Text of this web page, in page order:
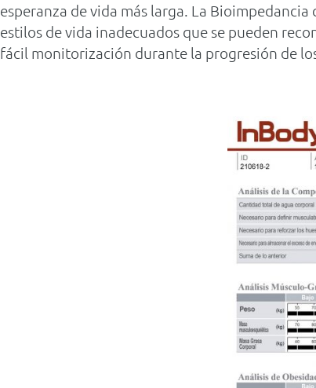
esperanza de vida más larga. La
estilos de vida inadecuados que se pueden
fácil monitorización durante la progresión de